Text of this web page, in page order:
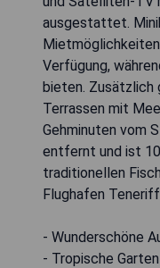
ausgestattet.
Verfügung,
bieten. Zusätzlich
Terrassen mit
Gehminuten vom
entfernt und ist
traditionellen
Flughafen
- Wunderschöne
- Tropische